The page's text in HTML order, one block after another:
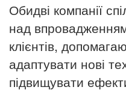
Обидві компанії
над
клієнтів,
адаптувати нові
підвищувати